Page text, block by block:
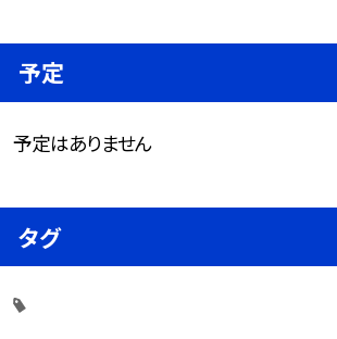
予定
予定はありません
タグ